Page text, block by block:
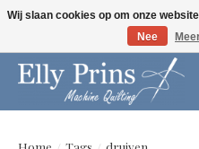
Let op: gewijzigde openingstijden!
Wij slaan cookies op om onze
Nee